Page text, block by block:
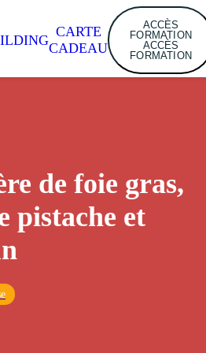
CARTE
CADEAU
ACCÈS
FORMATION
ACCÈS
FORMATION
de foie gras,
pistache et